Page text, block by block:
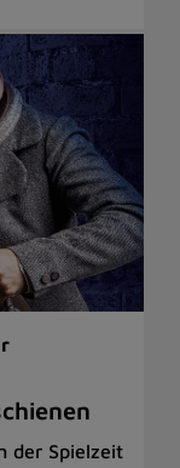
der Spielzeit